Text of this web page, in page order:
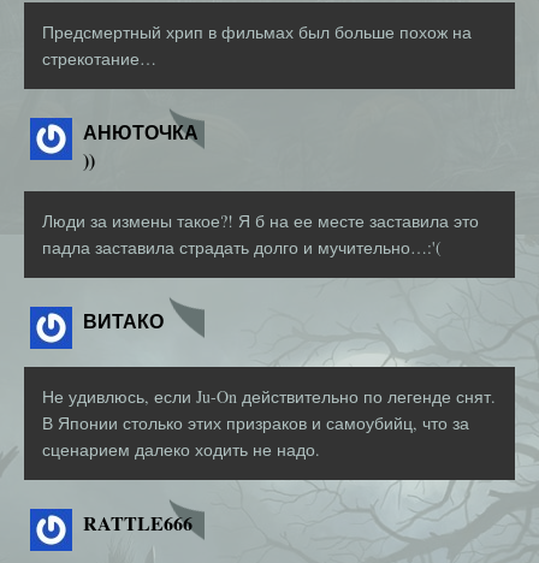
Предсмертный хрип в фильмах был больше похож на
стрекотание…
АНЮТОЧКА
))
Люди за измены такое?! Я б на ее месте заставила это
падла заставила страдать долго и мучительно…:'(
ВИТАКО
Не удивлюсь, если Ju-On действительно по легенде снят.
В Японии столько этих призраков и самоубийц, что за
сценарием далеко ходить не надо.
RATTLE666